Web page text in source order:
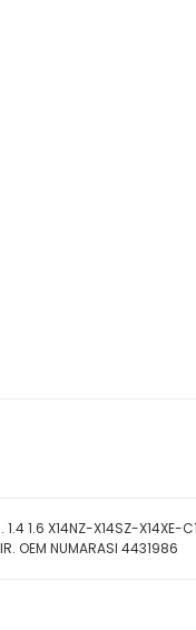
1.4 1.6 X14NZ-X14SZ-X14XE-
OEM NUMARASI 4431986